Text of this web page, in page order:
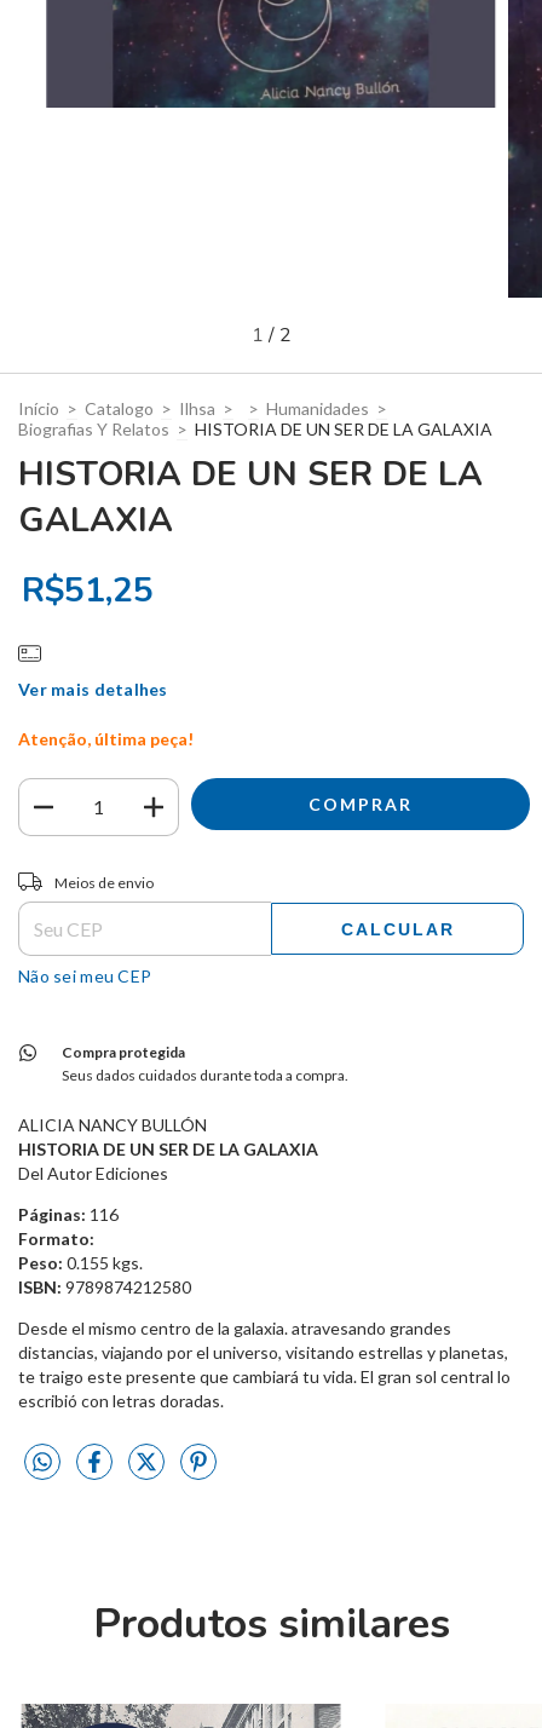
1 / 2
Início > Catalogo > Ilhsa > > Humanidades >
Biografias Y Relatos > HISTORIA DE UN SER DE LA GALAXIA
HISTORIA DE UN SER DE LA
GALAXIA
R$51,25
Ver mais detalhes
Atenção, última peça!
Entregas para o CEP:
Meios de envio
CALCULAR
Não sei meu CEP
Compra protegida
Seus dados cuidados durante toda a compra.
ALICIA NANCY BULLÓN
HISTORIA DE UN SER DE LA GALAXIA
Del Autor Ediciones
Páginas: 116
Formato:
Peso: 0.155 kgs.
ISBN: 9789874212580
Desde el mismo centro de la galaxia. atravesando grandes
distancias, viajando por el universo, visitando estrellas y planetas,
te traigo este presente que cambiará tu vida. El gran sol central lo
escribió con letras doradas.
Produtos similares